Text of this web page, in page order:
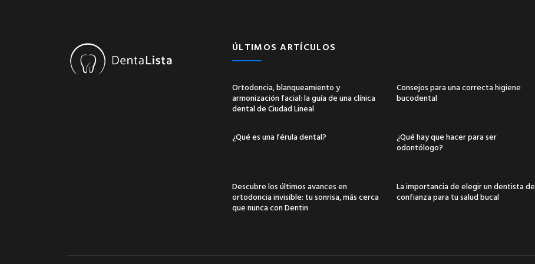
ÚLTIMOS ARTÍCULOS
Ortodoncia, blanqueamiento y
armonización facial: la guía de una clínica
dental de Ciudad Lineal
Consejos para una correcta higiene
bucodental
¿Qué es una férula dental?
¿Qué hay que hacer para ser
odontólogo?
Descubre los últimos avances en
ortodoncia invisible: tu sonrisa, más cerca
que nunca con Dentin
La importancia de elegir un dentista de
confianza para tu salud bucal